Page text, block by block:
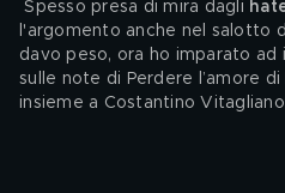
Spesso presa di mira dagli
l'argomento anche nel salotto
davo peso, ora ho imparato ad
sulle note di Perdere l’amore di
insieme a Costantino